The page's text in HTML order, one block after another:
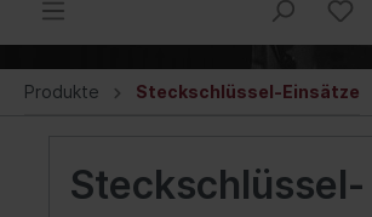
Produkte Steckschlüssel-Einsätze
Steckschlüssel-